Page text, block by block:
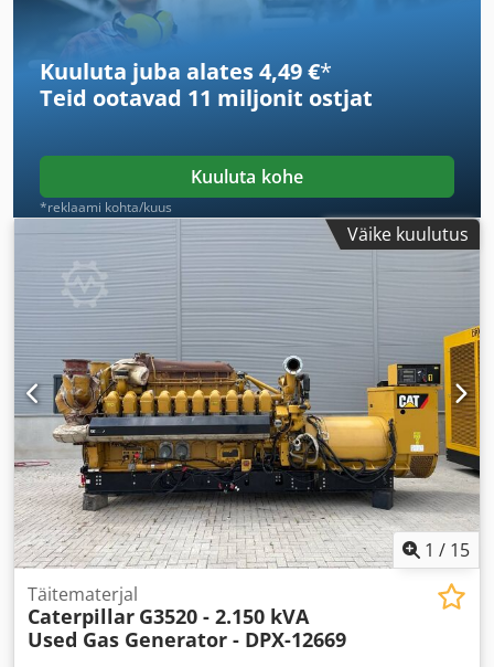
Kuuluta juba alates 4,49 €*
Teid ootavad 11 miljonit ostjat
Kuuluta kohe
*reklaami kohta/kuus
Väike kuulutus
1 / 15
Täitematerjal
Caterpillar G3520 - 2.150 kVA
Used Gas Generator - DPX-12669